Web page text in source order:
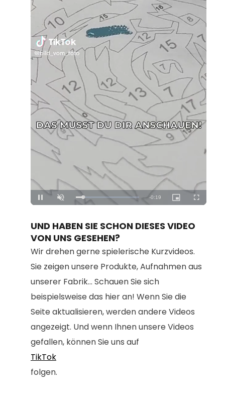
Unmute Loaded:
100.00%
UND HABEN SIE SCHON DIESES VIDEO
VON UNS GESEHEN?
Wir drehen gerne spielerische Kurzvideos.
Sie zeigen unsere Produkte, Aufnahmen aus
unserer Fabrik... Schauen Sie sich
beispielsweise das hier an! Wenn Sie die
Seite aktualisieren, werden andere Videos
angezeigt. Und wenn Ihnen unsere Videos
gefallen, können Sie uns auf
TikTok
folgen.